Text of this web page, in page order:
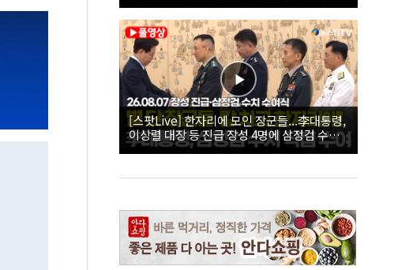
[스팟Live] 한자리에 모인 장군들...李대통령,
이상렬 대장 등 진급 장성 4명에 삼정검 수치
직접 수여｜26.08.07 장성 진급·삼정검 수치